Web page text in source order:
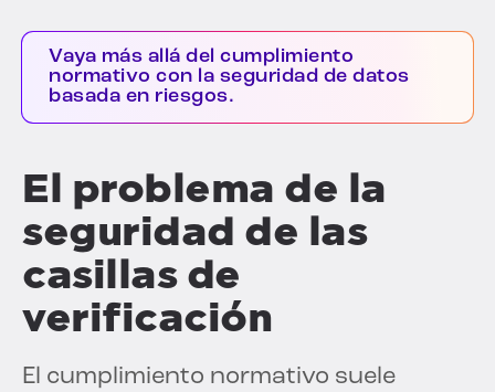
Vaya más allá del cumplimiento
normativo con la seguridad de datos
basada en riesgos.
El problema de la
seguridad de las
casillas de
verificación
El cumplimiento normativo suele